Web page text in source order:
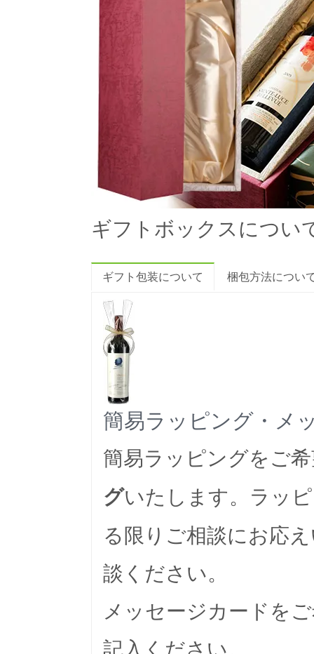
ギフトボックスについ
ギフト包装について 梱包方法につい
簡易ラッピング・メ
簡易ラッピングをご
グいたします。ラッ
る限りご相談にお応
談ください。
メッセージカードを
記入ください。